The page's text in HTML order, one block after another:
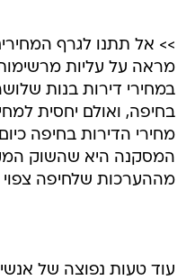
>> אל תתנו לגרף
במחירי דירות בנות
בחיפה, ואולם יחסית
המסקנה היא שהשוק
מההערכות שלחיפה צפוי
עוד טעות נפוצה של